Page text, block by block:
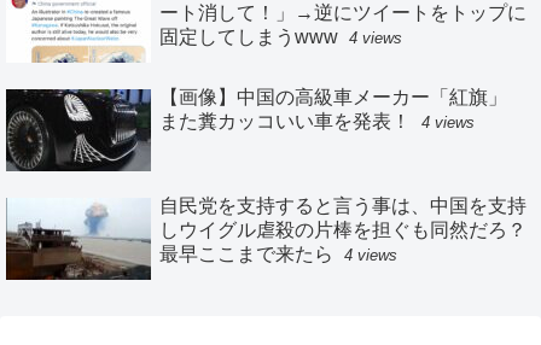
ート消して！」→逆にツイートをトップに
固定してしまうwww 4 views
【画像】中国の高級車メーカー「紅旗」
また糞カッコいい車を発表！
4 views
自民党を支持すると言う事は、中国を支持
しウイグル虐殺の片棒を担ぐも同然だろ？
最早ここまで来たら
4 views